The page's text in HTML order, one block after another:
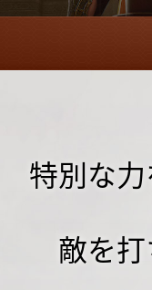
特別な
敵を